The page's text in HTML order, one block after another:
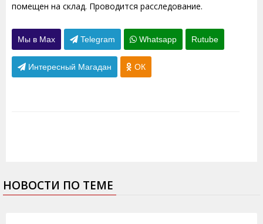
помещен на склад. Проводится расследование.
Мы в Max Telegram Whatsapp Rutube
Интересный Магадан ОК
НОВОСТИ ПО ТЕМЕ